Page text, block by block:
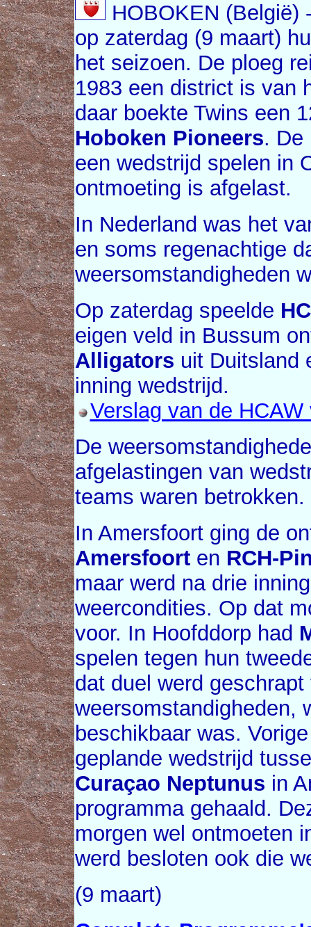
HOBOKEN (België)
op zaterdag (9 maart)
het seizoen. De ploeg
1983 een district is van
daar boekte Twins een
Hoboken Pioneers. De
een wedstrijd spelen in
ontmoeting is afgelast.
In Nederland was het
en soms regenachtige
weersomstandigheden
Op zaterdag speelde
eigen veld in Bussum
Alligators uit Duitsland
inning wedstrijd.
Verslag van de
De
afgelastingen van
teams waren betrokken.
In Amersfoort ging de
Amersfoorten RCH-
maar werd na drie
weercondities. Op dat
voor. In Hoofddorp had
spelen tegen hun
dat duel werd
weersomstandigheden,
beschikbaar was.
geplande wedstrijd
Curaçao Neptunus in
programma gehaald.
morgen wel ontmoeten
werd besloten ook die
(9 maart)